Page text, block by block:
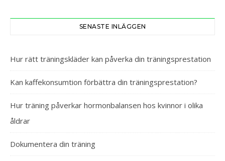
SENASTE INLÄGGEN
Hur rätt träningskläder kan påverka din träningsprestation
Kan kaffekonsumtion förbättra din träningsprestation?
Hur träning påverkar hormonbalansen hos kvinnor i olika
åldrar
Dokumentera din träning